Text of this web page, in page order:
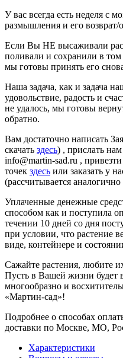
У вас всегда есть неделя с
размышления и его возврат/
Если Вы НЕ высаживали
поливали и сохранили в
мы готовы принять его
Наша задача, как и задача
удовольствие, радость и
не удалось, мы готовы
обратно.
Вам достаточно написать
скачать здесь) , прислать
info@martin-sad.ru ,
точек здесь или заказать у
(рассчитывается
Уплаченные денежные
способом как и поступила
течении 10 дней со дня
при условии, что растение
виде, контейнере и
Сажайте растения, любите
Пусть в Вашей жизни будет
многообразно и
«Мартин-сад»!
Подробнее о способах
доставки по Москве, МО,
Характеристики